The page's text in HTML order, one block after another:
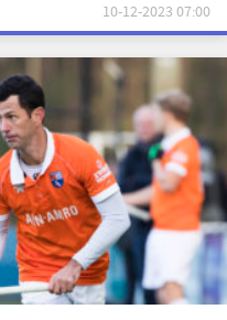
10-12-2023 07:00